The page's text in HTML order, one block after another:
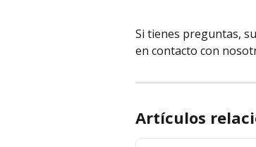
Si tienes preguntas,
en contacto con
Artículos